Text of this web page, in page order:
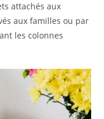
attachés aux
aux familles ou par
les colonnes